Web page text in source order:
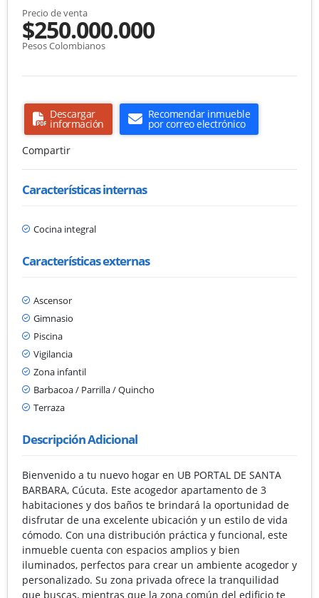
Precio de venta
$250.000.000
Pesos Colombianos
Descargar
información
Recomendar inmueble
por correo electrónico
Compartir
Características internas
Cocina integral
Características externas
Ascensor
Gimnasio
Piscina
Vigilancia
Zona infantil
Barbacoa / Parrilla / Quincho
Terraza
Descripción Adicional
Bienvenido a tu nuevo hogar en UB PORTAL DE SANTA
BARBARA, Cúcuta. Este acogedor apartamento de 3
habitaciones y dos baños te brindará la oportunidad de
disfrutar de una excelente ubicación y un estilo de vida
cómodo. Con una distribución práctica y funcional, este
inmueble cuenta con espacios amplios y bien
iluminados, perfectos para crear un ambiente acogedor y
personalizado. Su zona privada ofrece la tranquilidad
que buscas, mientras que la zona común del edificio te